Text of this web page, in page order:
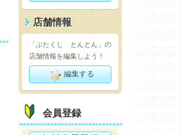
店舗情報
「ぶたくし とんとん」の
店舗情報を編集しよう！
編集する
会員登録